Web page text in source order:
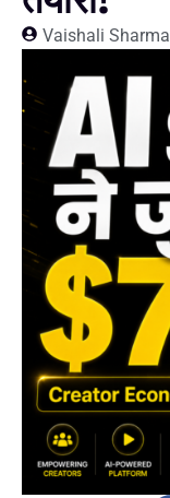
Vaishali Sharma